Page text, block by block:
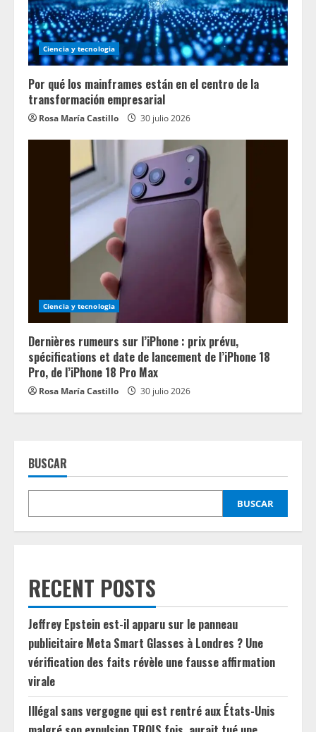
Ciencia y tecnologia
Por qué los mainframes están en el centro de la
transformación empresarial
Rosa María Castillo 30 julio 2026
Ciencia y tecnologia
Dernières rumeurs sur l’iPhone : prix prévu,
spécifications et date de lancement de l’iPhone 18
Pro, de l’iPhone 18 Pro Max
Rosa María Castillo 30 julio 2026
BUSCAR
BUSCAR
RECENT POSTS
Jeffrey Epstein est-il apparu sur le panneau
publicitaire Meta Smart Glasses à Londres ? Une
vérification des faits révèle une fausse affirmation
virale
Illégal sans vergogne qui est rentré aux États-Unis